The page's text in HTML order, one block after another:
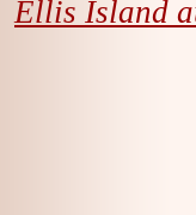
Ellis Island